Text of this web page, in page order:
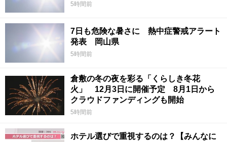
5時間前
7日も危険な暑さに 熱中症警戒アラート
発表 岡山県
5時間前
倉敷の冬の夜を彩る「くらしき冬花
火」 12月3日に開催予定 8月1日から
クラウドファンディングも開始
5時間前
ホテル選びで重視するのは？【みんなに